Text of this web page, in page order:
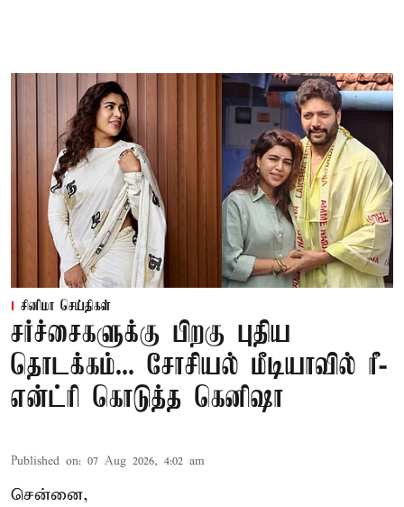
சினிமா செய்திகள்
சர்ச்சைகளுக்கு பிறகு புதிய
தொடக்கம்... சோசியல் மீடியாவில் ரீ-
என்ட்ரி கொடுத்த கெனிஷா
Published on: 07 Aug 2026, 4:02 am
சென்னை,